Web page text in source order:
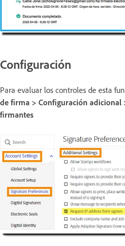
Configuración
Para evaluar los controles de esta
de firma > Configuración adicional
firmantes